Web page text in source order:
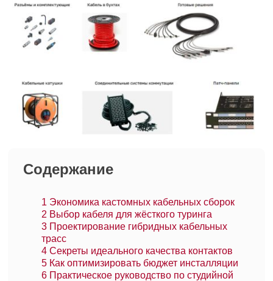
Содержание
1 Экономика кастомных кабельных сборок
2 Выбор кабеля для жёсткого туринга
3 Проектирование гибридных кабельных
трасс
4 Секреты идеального качества контактов
5 Как оптимизировать бюджет инсталляции
6 Практическое руководство по студийной